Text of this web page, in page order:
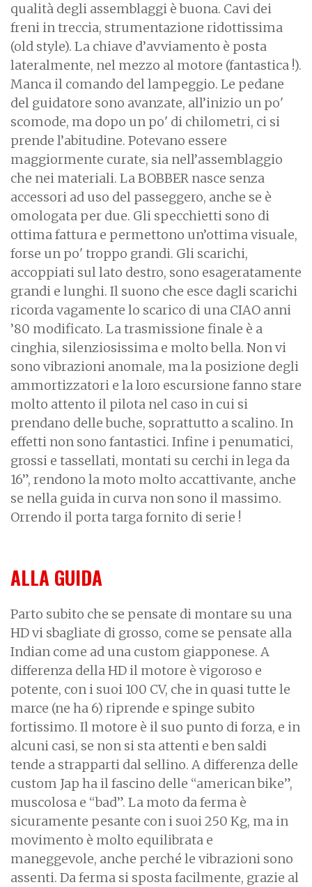
qualità degli assemblaggi è buona. Cavi dei
freni in treccia, strumentazione ridottissima
(old style). La chiave d’avviamento è posta
lateralmente, nel mezzo al motore (fantastica !).
Manca il comando del lampeggio. Le pedane
del guidatore sono avanzate, all’inizio un po'
scomode, ma dopo un po' di chilometri, ci si
prende l’abitudine. Potevano essere
maggiormente curate, sia nell’assemblaggio
che nei materiali. La BOBBER nasce senza
accessori ad uso del passeggero, anche se è
omologata per due. Gli specchietti sono di
ottima fattura e permettono un’ottima visuale,
forse un po' troppo grandi. Gli scarichi,
accoppiati sul lato destro, sono esageratamente
grandi e lunghi. Il suono che esce dagli scarichi
ricorda vagamente lo scarico di una CIAO anni
’80 modificato. La trasmissione finale è a
cinghia, silenziosissima e molto bella. Non vi
sono vibrazioni anomale, ma la posizione degli
ammortizzatori e la loro escursione fanno stare
molto attento il pilota nel caso in cui si
prendano delle buche, soprattutto a scalino. In
effetti non sono fantastici. Infine i penumatici,
grossi e tassellati, montati su cerchi in lega da
16”, rendono la moto molto accattivante, anche
se nella guida in curva non sono il massimo.
Orrendo il porta targa fornito di serie !
ALLA GUIDA
Parto subito che se pensate di montare su una
HD vi sbagliate di grosso, come se pensate alla
Indian come ad una custom giapponese. A
differenza della HD il motore è vigoroso e
potente, con i suoi 100 CV, che in quasi tutte le
marce (ne ha 6) riprende e spinge subito
fortissimo. Il motore è il suo punto di forza, e in
alcuni casi, se non si sta attenti e ben saldi
tende a strapparti dal sellino. A differenza delle
custom Jap ha il fascino delle “american bike”,
muscolosa e “bad”. La moto da ferma è
sicuramente pesante con i suoi 250 Kg, ma in
movimento è molto equilibrata e
maneggevole, anche perché le vibrazioni sono
assenti. Da ferma si sposta facilmente, grazie al